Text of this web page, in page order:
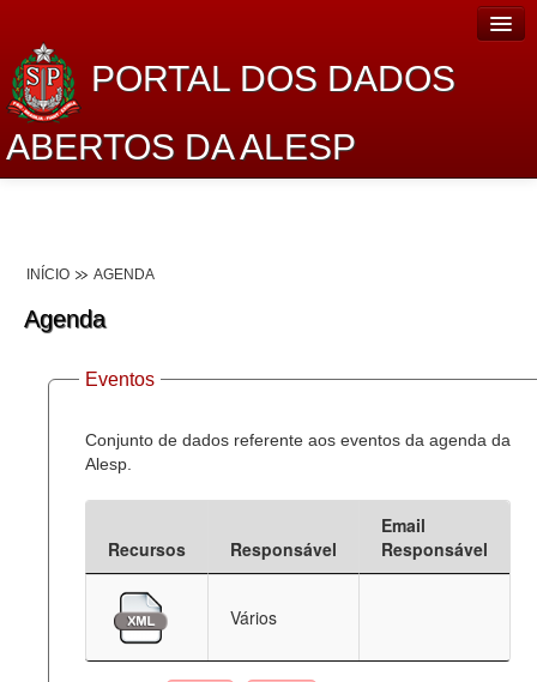
PORTAL DOS DADOS
ABERTOS DA ALESP
Lei de Acesso à Informação
Dados Governamentais Abertos
Planejamento
Catálogo de dados
Deputados Estaduais
Administração
Legislação
INÍCIO AGENDA
Agenda
Eventos
Conjunto de dados referente aos eventos da agenda da
Alesp.
Recursos Responsável
Email
Responsável
Vários